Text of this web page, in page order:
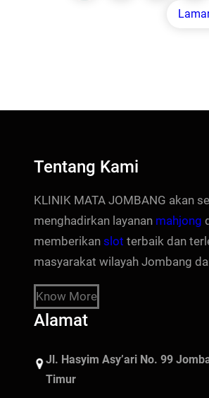
Tentang Kami
KLINIK MATA JOMBANG akan
menghadirkan layanan mahjong
memberikan slot terbaik dan
masyarakat wilayah Jombang
Know More
Alamat
Jl. Hasyim Asy’ari No. 99
Timur